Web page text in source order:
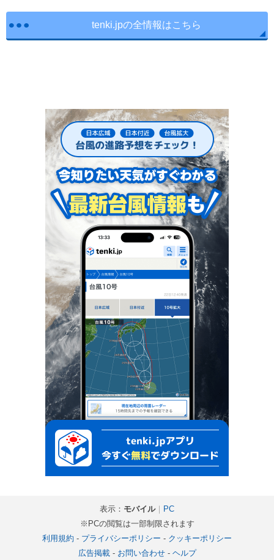
tenki.jpの全情報はこちら
表示： モバイル｜ PC
※PCの閲覧は一部制限されます
利用規約 - プライバシーポリシー - クッキーポリシー
広告掲載- お問い合わせ- ヘルプ